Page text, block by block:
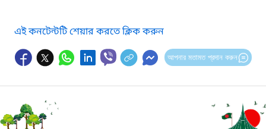
এই কনটেন্টটি শেয়ার করতে ক্লিক করুন
আপনার মতামত প্রদান করুন